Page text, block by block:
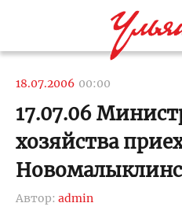
18.07.2006 00:00
17.07.06
хозяйства
Автор: admin